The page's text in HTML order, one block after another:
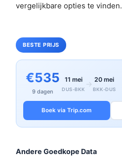
vergelijkbare opties te vinden.
BESTE PRIJS
€535
9 dagen
11 mei
DUS-BKK
→ 20 mei
BKK-DUS
Boek via Trip.com
Andere Goedkope Data